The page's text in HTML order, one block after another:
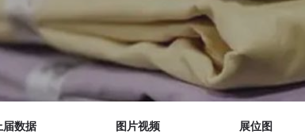
届数据 图片视频 展位图